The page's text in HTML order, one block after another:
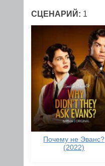
СЦЕНАРИЙ: 1
Почему не Эванс?
(2022)